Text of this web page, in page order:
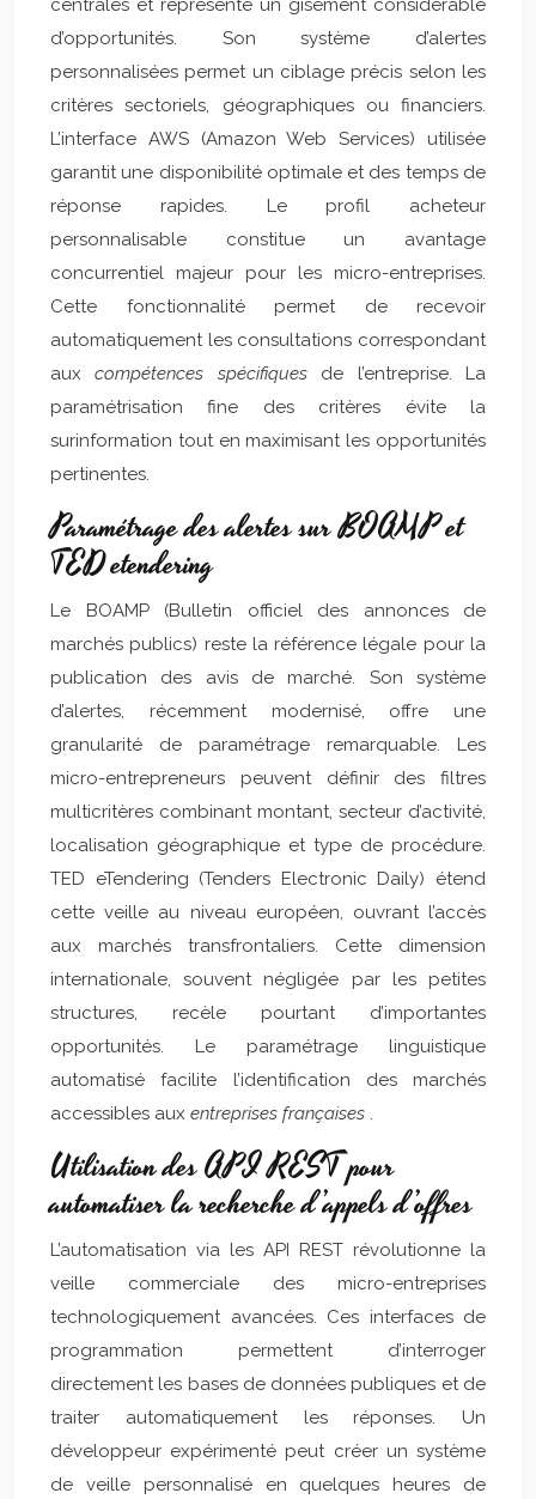
centrales et représente un gisement considérable
d’opportunités. Son système d’alertes
personnalisées permet un ciblage précis selon les
critères sectoriels, géographiques ou financiers.
L’interface AWS (Amazon Web Services) utilisée
garantit une disponibilité optimale et des temps de
réponse rapides. Le profil acheteur
personnalisable constitue un avantage
concurrentiel majeur pour les micro-entreprises.
Cette fonctionnalité permet de recevoir
automatiquement les consultations correspondant
auxcompétences spécifiques de l’entreprise. La
paramétrisation fine des critères évite la
surinformation tout en maximisant les opportunités
pertinentes.
Paramétrage des alertes sur BOAMP et
TED etendering
Le BOAMP (Bulletin officiel des annonces de
marchés publics) reste la référence légale pour la
publication des avis de marché. Son système
d’alertes, récemment modernisé, offre une
granularité de paramétrage remarquable. Les
micro-entrepreneurs peuvent définir des filtres
multicritères combinant montant, secteur d’activité,
localisation géographique et type de procédure.
TED eTendering (Tenders Electronic Daily) étend
cette veille au niveau européen, ouvrant l’accès
aux marchés transfrontaliers. Cette dimension
internationale, souvent négligée par les petites
structures, recèle pourtant d’importantes
opportunités. Le paramétrage linguistique
automatisé facilite l’identification des marchés
accessibles aux entreprises françaises .
Utilisation des API REST pour
automatiser la recherche d’appels d’offres
L’automatisation via les API REST révolutionne la
veille commerciale des micro-entreprises
technologiquement avancées. Ces interfaces de
programmation permettent d’interroger
directement les bases de données publiques et de
traiter automatiquement les réponses. Un
développeur expérimenté peut créer un système
de veille personnalisé en quelques heures de